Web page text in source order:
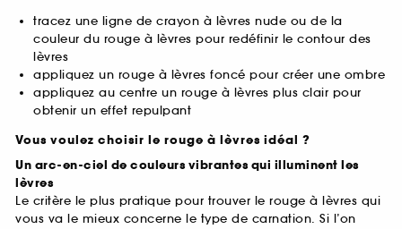
tracez une ligne de crayon à lèvres nude ou de la
couleur du rouge à lèvres pour redéfinir le contour des
lèvres
appliquez un rouge à lèvres foncé pour créer une ombre
appliquez au centre un rouge à lèvres plus clair pour
obtenir un effet repulpant
Vous voulez choisir le rouge à lèvres idéal ?
Un arc-en-ciel de couleurs vibrantes qui illuminent les
lèvres
Le critère le plus pratique pour trouver le rouge à lèvres qui
vous va le mieux concerne le type de carnation. Si l’on